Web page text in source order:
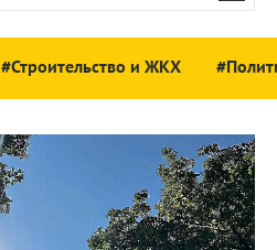
#Строительство и ЖКХ